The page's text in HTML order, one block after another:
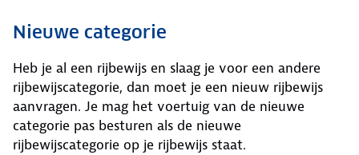
Nieuwe categorie
Heb je al een rijbewijs en slaag je voor een andere
rijbewijscategorie, dan moet je een nieuw rijbewijs
aanvragen. Je mag het voertuig van de nieuwe
categorie pas besturen als de nieuwe
rijbewijscategorie op je rijbewijs staat.